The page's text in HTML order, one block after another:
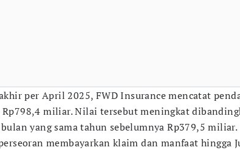
per April 2025, FWD Insurance mencatat
Rp798,4 miliar. Nilai tersebut meningkat
yang sama tahun sebelumnya Rp379,5 miliar.
membayarkan klaim dan manfaat hingga